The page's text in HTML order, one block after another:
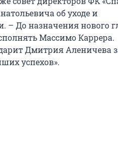
об уходе и
– До назначения нового
Массимо Каррера.
Дмитрия Аленичева
успехов».